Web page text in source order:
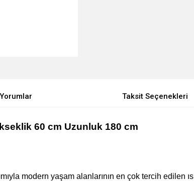
Yorumlar Taksit Seçenekleri
60 cm Uzunluk 180 cm
modern yaşam alanlarının en çok tercih edilen